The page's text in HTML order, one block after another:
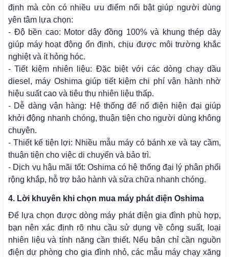
định mà còn có nhiều ưu điểm nổi bật giúp người dùng
yên tâm lựa chọn:
- Độ bền cao: Motor dây đồng 100% và khung thép dày
giúp máy hoạt động ổn định, chịu được môi trường khắc
nghiệt và ít hỏng hóc.
- Tiết kiệm nhiên liệu: Đặc biệt với các dòng chạy dầu
diesel, máy Oshima giúp tiết kiệm chi phí vận hành nhờ
hiệu suất cao và tiêu thụ nhiên liệu thấp.
- Dễ dàng vận hàng: Hệ thống để nổ điện hiện đại giúp
khởi động nhanh chóng, thuận tiện cho người dùng không
chuyên.
- Thiết kế tiện lợi: Nhiều mẫu máy có bánh xe và tay cầm,
thuận tiện cho việc di chuyển và bảo trì.
- Dịch vụ hậu mãi tốt: Oshima có hệ thống đại lý phân phối
rộng khắp, hỗ trợ bảo hành và sửa chữa nhanh chóng.
4. Lời khuyên khi chọn mua máy phát điện Oshima
Để lựa chọn được dòng máy phát điện gia đình phù hợp,
bạn nên xác định rõ nhu cầu sử dụng về công suất, loại
nhiên liệu và tính năng cần thiết. Nếu bận chỉ cần nguồn
điện dự phòng cho gia đình nhỏ, các mẫu máy chạy xăng